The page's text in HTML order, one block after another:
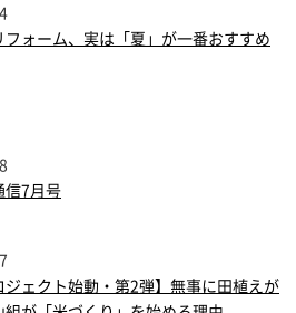
フォーム、実は「夏」が一番おすすめ
信7月号
ジェクト始動・第2弾】無事に田植えが